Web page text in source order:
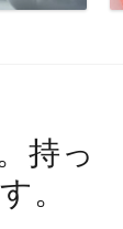
持っ
。